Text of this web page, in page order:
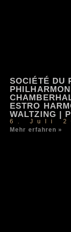
SOCIÉTÉ DU
ESTRO
WALTZING |
6. Juli
Mehr erfahren »